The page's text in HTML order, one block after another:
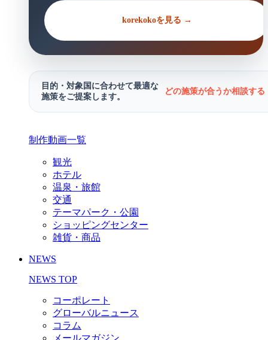
korekokoを見る →
目的・対象国に合わせて最適な
施策をご提案します。
どの施策が合うか相談す
制作動画一覧
観光
ホテル
温泉・旅館
交通
テーマパーク・公園
ショッピングセンター
雑貨・商品
NEWS
NEWS TOP
コーポレート
グローバルニュース
コラム
メールマガジン